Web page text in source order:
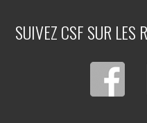
SUIVEZ CSF SUR LES